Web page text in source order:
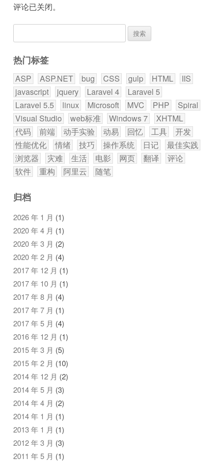
评论已关闭。
索：
热门标签
ASP ASP.NET bug CSS gulp HTML
IIS
javascript
jquery Laravel 4
Laravel 5
Laravel 5.5
linux Microsoft MVC PHP
Spiral
Visual Studio
web标准 Windows 7
XHTML
代码
前端 动手实验 动易 回忆 工具
开发
性能优化
情绪 技巧 操作系统 日记
最佳实践
浏览器
灾难 生活 电影 网页 翻译
评论
软件
重构 阿里云 随笔
归档
2026 年 1 月 (1)
2020 年 4 月 (1)
2020 年 3 月 (2)
2020 年 2 月 (4)
2017 年 12 月 (1)
2017 年 10 月 (1)
2017 年 8 月 (4)
2017 年 7 月 (1)
2017 年 5 月 (4)
2016 年 12 月 (1)
2015 年 3 月 (5)
2015 年 2 月 (10)
2014 年 12 月 (2)
2014 年 5 月 (3)
2014 年 4 月 (2)
2014 年 1 月 (1)
2013 年 1 月 (1)
2012 年 3 月 (3)
2011 年 5 月 (1)